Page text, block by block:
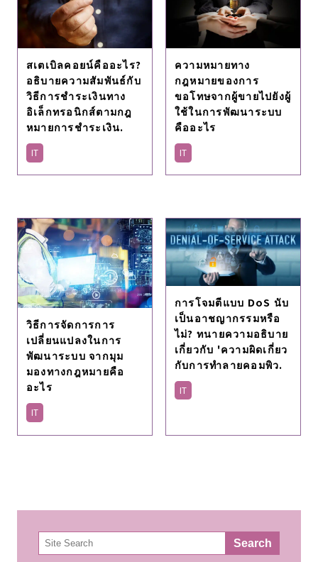
สเตเบิลคอยน์คืออะไร?
อธิบายความสัมพันธ์กับ
วิธีการชําระเงินทาง
อิเล็กทรอนิกส์ตามกฎ
หมายการชําระเงิน.
IT
ความหมายทาง
กฎหมายของการ
ขอโทษจากผู้ขายไปยังผู้
ใช้ในการพัฒนาระบบ
คืออะไร
IT
วิธีการจัดการการ
เปลี่ยนแปลงในการ
พัฒนาระบบ จากมุม
มองทางกฎหมายคือ
อะไร
IT
การโจมตีแบบ DoS นับ
เป็นอาชญากรรมหรือ
ไม่? ทนายความอธิบาย
เกี่ยวกับ 'ความผิดเกี่ยว
กับการทำลายคอมพิว.
IT
検
索 Search